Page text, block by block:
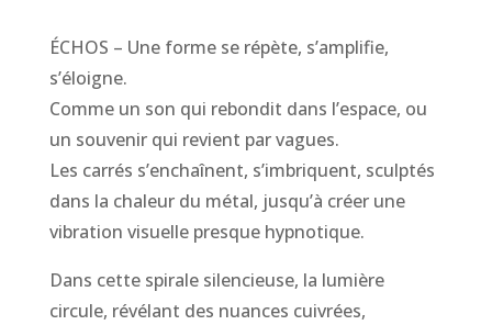
ÉCHOS – Une forme se répète, s’amplifie,
s’éloigne.
Comme un son qui rebondit dans l’espace, ou
un souvenir qui revient par vagues.
Les carrés s’enchaînent, s’imbriquent, sculptés
dans la chaleur du métal, jusqu’à créer une
vibration visuelle presque hypnotique.
Dans cette spirale silencieuse, la lumière
circule, révélant des nuances cuivrées,